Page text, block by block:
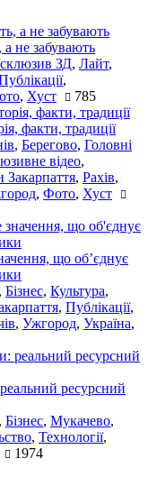
а не забувають
ЗД, Лайт,
,
, Хуст 785
факти, традиції
, Берегово, Головні
відео,
, Рахів,
, Фото, Хуст
що об’єднує
, Бізнес, Культура,
, Публікації,
, Ужгород, Україна,
ресурсний
, Бізнес, Мукачево,
, Технології,
1974